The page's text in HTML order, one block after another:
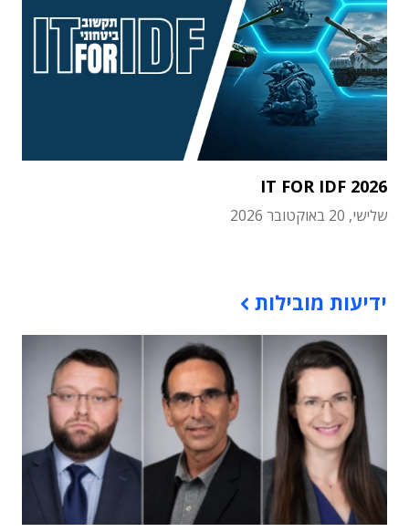
IT FOR IDF 2026
שלישי, 20 באוקטובר 2026
ידיעות מובילות